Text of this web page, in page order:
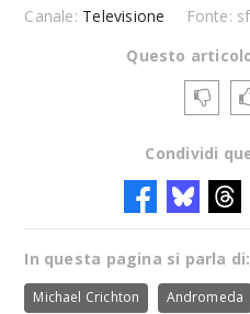
Canale: Televisione
Fonte:
Questo
Condividi
In questa pagina si parla di:
Michael Crichton Andromeda